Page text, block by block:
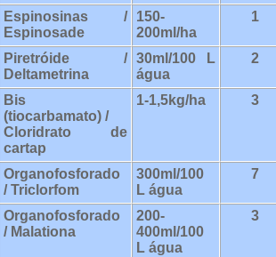
Espinosinas /
Espinosade
150-
200ml/ha
1
Piretróide /
Deltametrina
30ml/100 L
água
2
Bis
(tiocarbamato) /
Cloridrato de
cartap
1-1,5kg/ha 3
Organofosforado
/ Triclorfom
300ml/100
L água
7
Organofosforado
/ Malationa
200-
400ml/100
L água
3